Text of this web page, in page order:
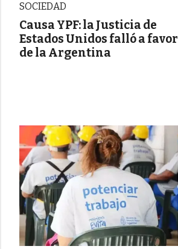
SOCIEDAD
Causa YPF: la Justicia de
Estados Unidos falló a favor
de la Argentina